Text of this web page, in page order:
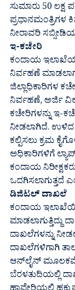
ಸುಮಾರು 50
ನೀರಾವರಿ
ಇ-ಕಚೇರಿ
ಕಂದಾಯ
ನಿರ್ವಹಣೆ
ಜಿಲ್ಲಾಧಿಕಾರಿಗಳ
ನಿರ್ವಹಣೆ, ಅರ್ಜಿ
ಕಚೇರಿಗಳನ್ನು ಇ-
ನೀಡಲಾಗಿದೆ. ಉಳಿದ
ಕಲ್ಪಿಸಲು ಕ್ರಮ
ಅಧಿಕಾರಿಗಳಿಗೆ
ಕಂದಾಯ
ಒದಗಿಸಲಾಗುತ್ತದೆ
ಡಿಜಿಟಲ್ ದಾಖಲೆ
ಕಂದಾಯ
ದಾಖಲೆಗಳನ್ನು
ದಾಖಲೆಗಳಿಗಾಗಿ
ಆನ್‍ಲೈನ್
ಬೆರಳತುದಿಯಲ್ಲಿ